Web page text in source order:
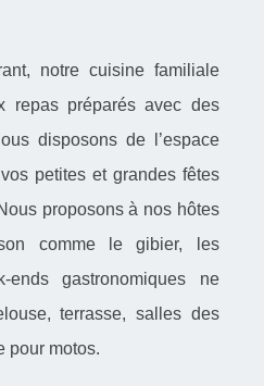
notre cuisine familiale
repas préparés avec des
disposons de l’espace
petites et grandes fêtes
proposons à nos hôtes
comme le gibier, les
gastronomiques ne
terrasse, salles des
pour motos.